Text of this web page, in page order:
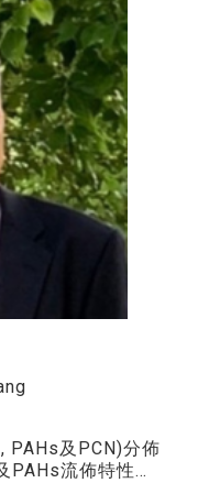
PAHs及PCN)分佈
流佈特性研